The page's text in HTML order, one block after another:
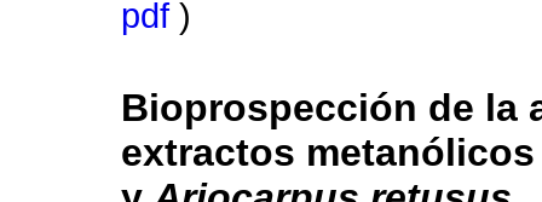
pdf )
Bioprospección de la
extractos